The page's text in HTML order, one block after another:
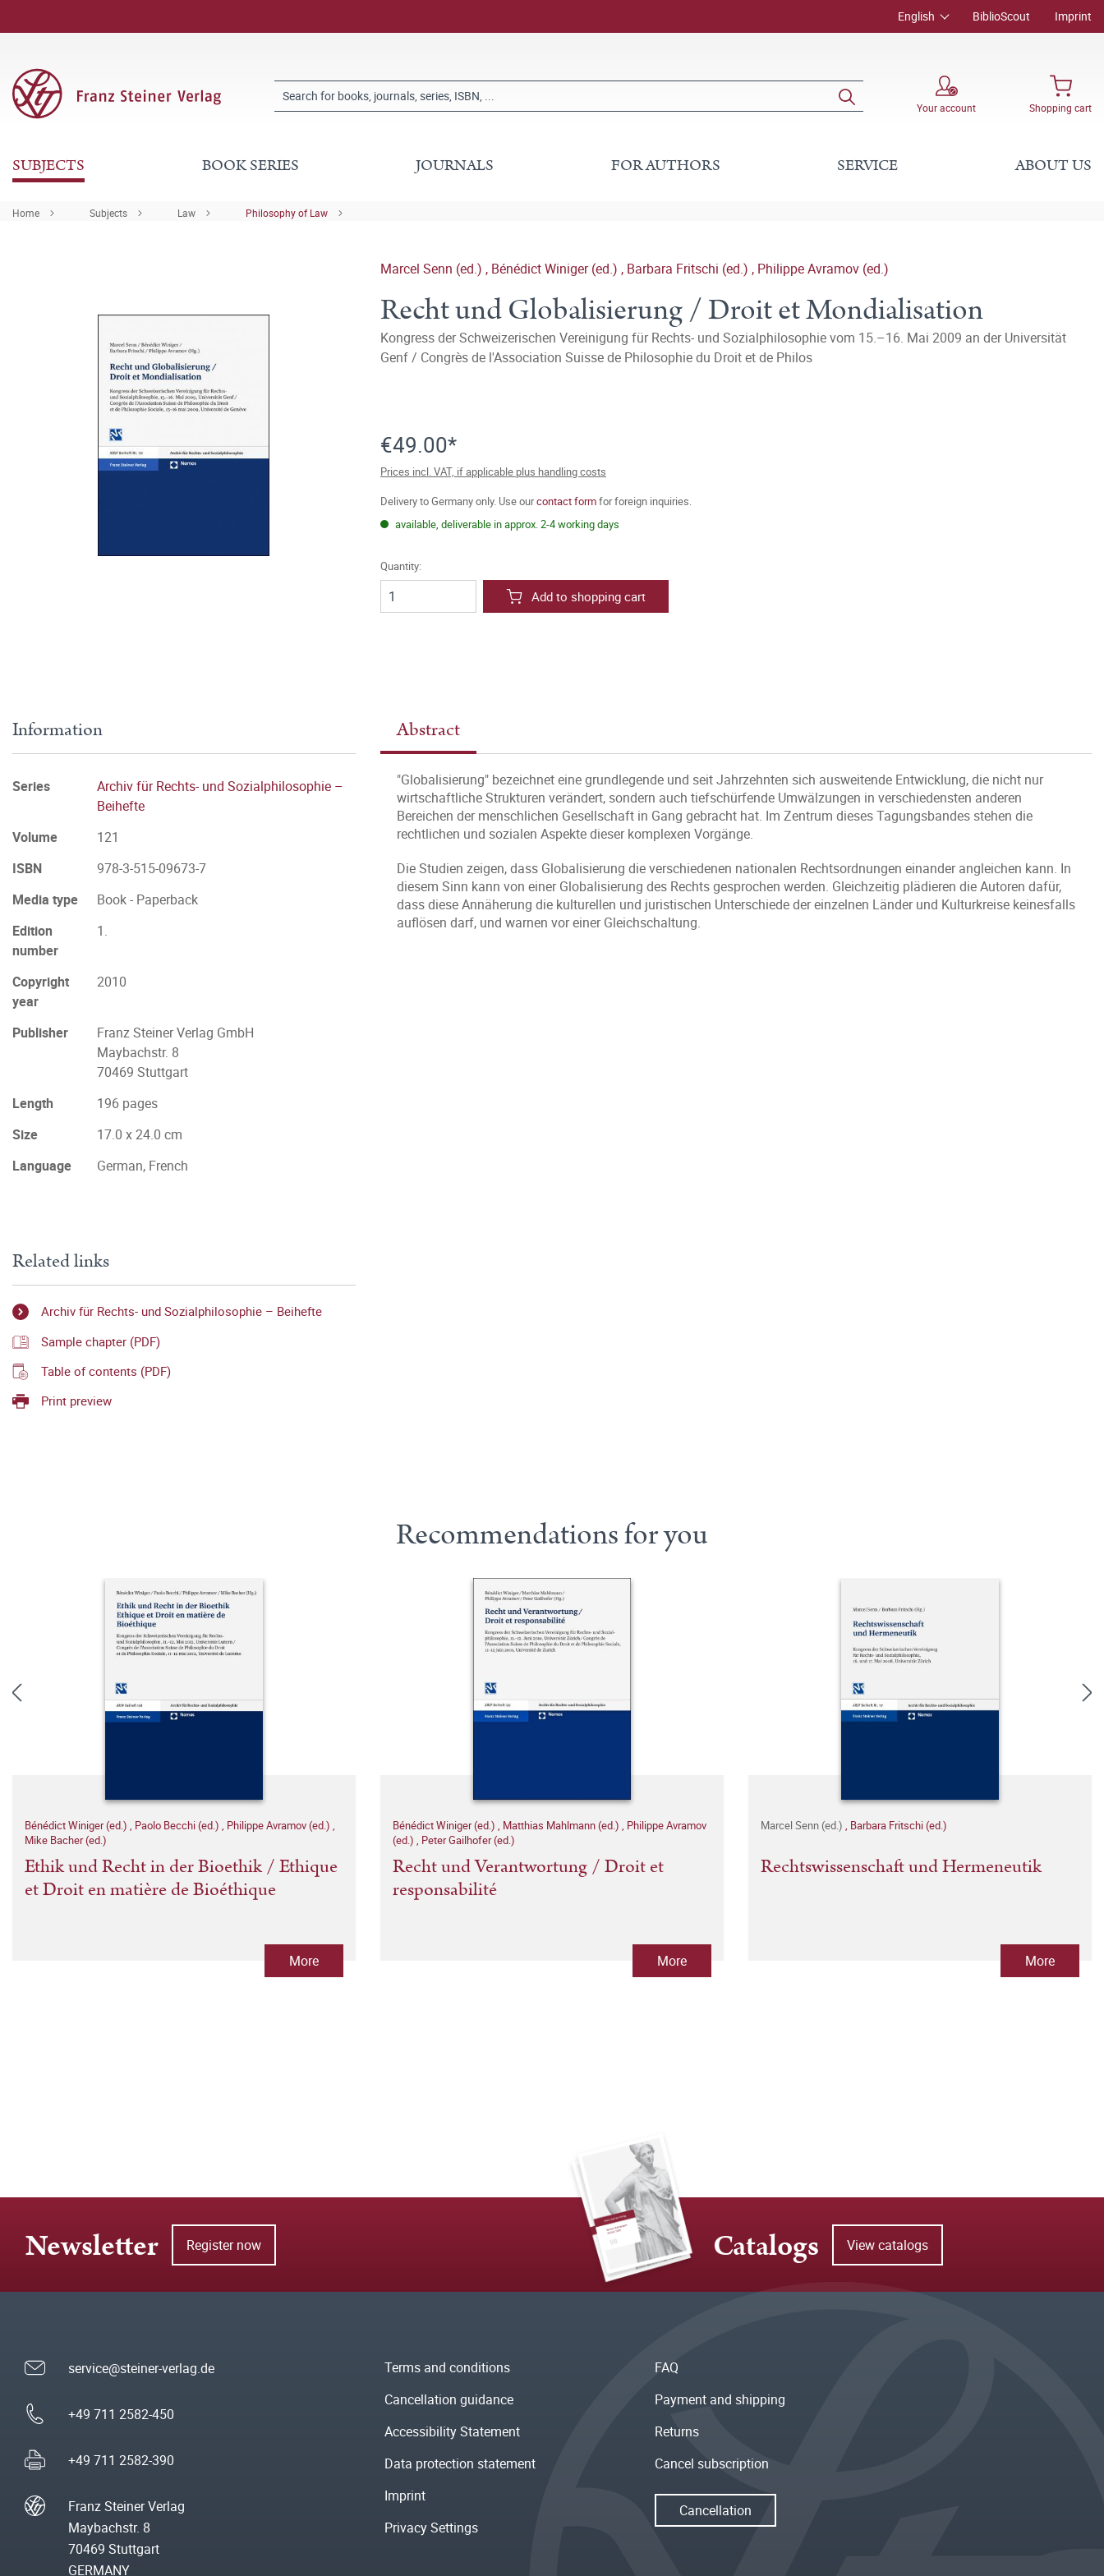
English BiblioScout Imprint
Your account Shopping cart
SUBJECTS BOOK SERIES JOURNALS FOR AUTHORS SERVICE ABOUT US
Home Subjects Law Philosophy of Law
Marcel Senn (ed.) , Bénédict Winiger (ed.) , Barbara Fritschi (ed.) , Philippe Avramov (ed.)
Recht und Globalisierung / Droit et Mondialisation
Kongress der Schweizerischen Vereinigung für Rechts- und Sozialphilosophie vom 15.–16. Mai 2009 an der Universität
Genf / Congrès de l'Association Suisse de Philosophie du Droit et de Philos
€49.00*
Prices incl. VAT, if applicable plus handling costs
Delivery to Germany only. Use ourcontact formfor foreign inquiries.
available, deliverable in approx. 2-4 working days
Quantity:
Add to shopping cart
Abstract
"Globalisierung" bezeichnet eine grundlegende und seit Jahrzehnten sich ausweitende Entwicklung, die nicht nur
wirtschaftliche Strukturen verändert, sondern auch tiefschürfende Umwälzungen in verschiedensten anderen
Bereichen der menschlichen Gesellschaft in Gang gebracht hat. Im Zentrum dieses Tagungsbandes stehen die
rechtlichen und sozialen Aspekte dieser komplexen Vorgänge.
Die Studien zeigen, dass Globalisierung die verschiedenen nationalen Rechtsordnungen einander angleichen kann. In
diesem Sinn kann von einer Globalisierung des Rechts gesprochen werden. Gleichzeitig plädieren die Autoren dafür,
dass diese Annäherung die kulturellen und juristischen Unterschiede der einzelnen Länder und Kulturkreise keinesfalls
auflösen darf, und warnen vor einer Gleichschaltung.
Information
Series
Archiv für Rechts- und Sozialphilosophie –
Beihefte
Volume
121
ISBN
978-3-515-09673-7
Media type
Book - Paperback
Edition
number
1.
Copyright
year
2010
Publisher
Franz Steiner Verlag GmbH
Maybachstr. 8
70469 Stuttgart
Length
196 pages
Size
17.0 x 24.0 cm
Language
German, French
Related links
Archiv für Rechts- und Sozialphilosophie – Beihefte
Sample chapter (PDF)
Table of contents (PDF)
Print preview
Recommendations for you
Bénédict Winiger (ed.) , Paolo Becchi (ed.) , Philippe Avramov (ed.) ,
Mike Bacher (ed.)
Ethik und Recht in der Bioethik / Ethique
et Droit en matière de Bioéthique
More
Bénédict Winiger (ed.) , Matthias Mahlmann (ed.) , Philippe Avramov
(ed.) , Peter Gailhofer (ed.)
Recht und Verantwortung / Droit et
responsabilité
More
Marcel Senn (ed.) , Barbara Fritschi (ed.)
Rechtswissenschaft und Hermeneutik
More
Newsletter Register now Catalogs View catalogs
service@steiner-verlag.de
+49 711 2582-450
+49 711 2582-390
Franz Steiner Verlag
Maybachstr. 8
70469 Stuttgart
GERMANY
Terms and conditions
Cancellation guidance
Accessibility Statement
Data protection statement
Imprint
Privacy Settings
FAQ
Payment and shipping
Returns
Cancel subscription
Cancellation